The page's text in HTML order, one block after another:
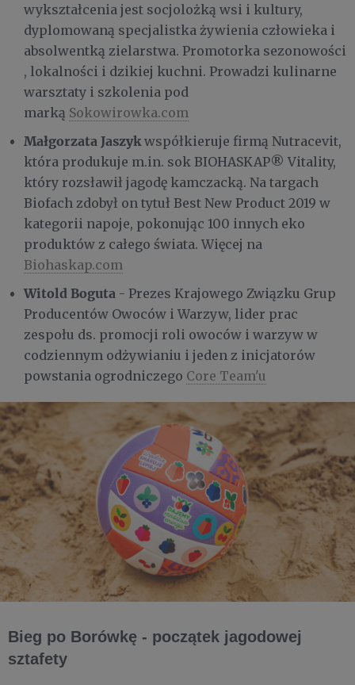
wykształcenia jest socjolożką wsi i kultury,
dyplomowaną specjalistka żywienia człowieka i
absolwentką zielarstwa. Promotorka sezonowości
, lokalności i dzikiej kuchni. Prowadzi kulinarne
warsztaty i szkolenia pod
marką Sokowirowka.com
Małgorzata Jaszyk współkieruje firmą Nutracevit,
która produkuje m.in. sok BIOHASKAP® Vitality,
który rozsławił jagodę kamczacką. Na targach
Biofach zdobył on tytuł Best New Product 2019 w
kategorii napoje, pokonując 100 innych eko
produktów z całego świata. Więcej na
Biohaskap.com
Witold Boguta - Prezes Krajowego Związku Grup
Producentów Owoców i Warzyw, lider prac
zespołu ds. promocji roli owoców i warzyw w
codziennym odżywianiu i jeden z inicjatorów
powstania ogrodniczego Core Team'u
Bieg po Borówkę - początek jagodowej
sztafety